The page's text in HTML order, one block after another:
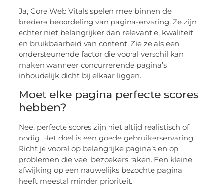
Ja, Core Web Vitals spelen mee binnen de
bredere beoordeling van pagina-ervaring. Ze zijn
echter niet belangrijker dan relevantie, kwaliteit
en bruikbaarheid van content. Zie ze als een
ondersteunende factor die vooral verschil kan
maken wanneer concurrerende pagina’s
inhoudelijk dicht bij elkaar liggen.
Moet elke pagina perfecte scores
hebben?
Nee, perfecte scores zijn niet altijd realistisch of
nodig. Het doel is een goede gebruikerservaring.
Richt je vooral op belangrijke pagina’s en op
problemen die veel bezoekers raken. Een kleine
afwijking op een nauwelijks bezochte pagina
heeft meestal minder prioriteit.